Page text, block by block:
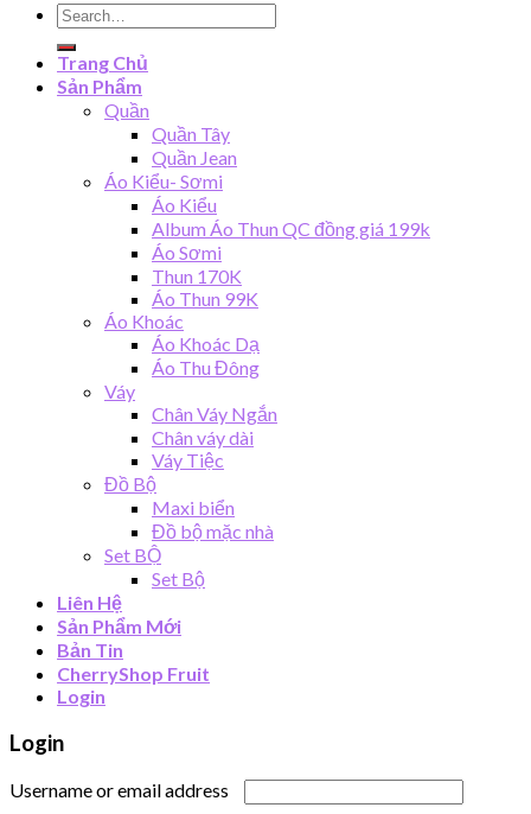
Search
for:
Trang Chủ
Sản Phẩm
Quần
Quần Tây
Quần Jean
Áo Kiểu- Sơmi
Áo Kiểu
Album Áo Thun QC đồng giá 199k
Áo Sơmi
Thun 170K
Áo Thun 99K
Áo Khoác
Áo Khoác Dạ
Áo Thu Đông
Váy
Chân Váy Ngắn
Chân váy dài
Váy Tiệc
Đồ Bộ
Maxi biển
Đồ bộ mặc nhà
Set BỘ
Set Bộ
Liên Hệ
Sản Phẩm Mới
Bản Tin
CherryShop Fruit
Login
Login
Username or email address